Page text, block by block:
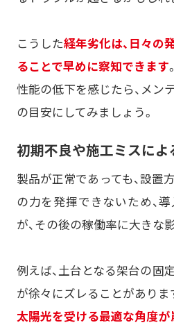
こうした経年劣化は、日々の
ることで早めに察知できます。
性能の低下を感じたら、メン
の目安にしてみましょう。
初期不良や施工ミスによ
製品が正常であっても、設置
の力を発揮できないため、
が、その後の稼働率に大きな
例えば、土台となる架台の固
が徐々にズレることがありま
太陽光を受ける最適な角度が